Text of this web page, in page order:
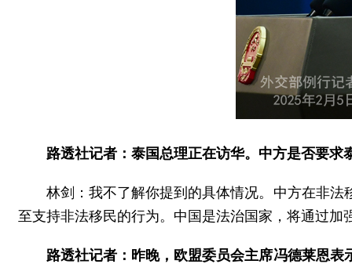
路透社记者：泰国总理正在访华。中方是否要求
林剑：我不了解你提到的具体情况。中方在非
至支持非法移民的行为。中国是法治国家，将通过
路透社记者：昨晚，欧盟委员会主席冯德莱恩